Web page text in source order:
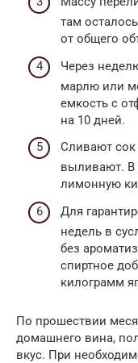
там
от общего
Через
марлю или
емкость с
на 10 дней.
Сливают сок
выливают. В
лимонную
Для
недель в
без
спиртное
килограмм
По прошествии
домашнего вина,
вкус. При